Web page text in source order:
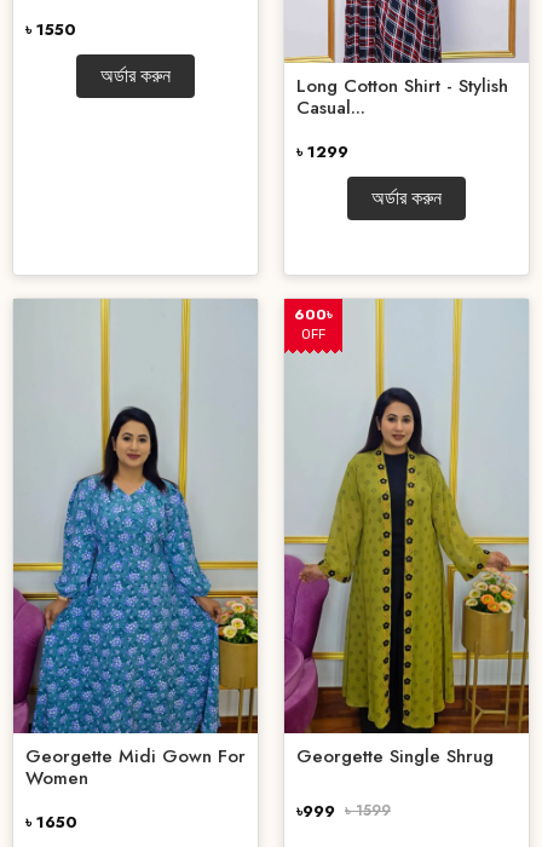
৳ 1550
অর্ডার করুন
Long Cotton Shirt - Stylish
Casual...
৳ 1299
অর্ডার করুন
Georgette Midi Gown For
Women
৳ 1650
600৳
OFF
Georgette Single Shrug
৳999 ৳ 1599